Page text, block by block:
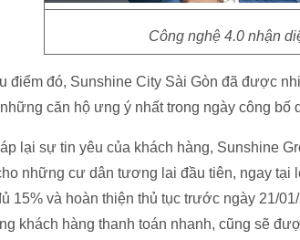
Công nghệ 4.0 nhận
điểm đó, Sunshine City Sài Gòn đã được
căn hộ ưng ý nhất trong ngày công bố
lại sự tin yêu của khách hàng, Sunshine
những cư dân tương lai đầu tiên, ngay tại
15% và hoàn thiện thủ tục trước ngày 21/
khách hàng thanh toán nhanh, cũng sẽ